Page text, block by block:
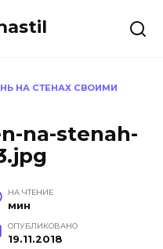
НА СТЕНАХ СВОИМИ
na-stenah-
НА ЧТЕНИЕ
мин
ОПУБЛИКОВАНО
19.11.2018